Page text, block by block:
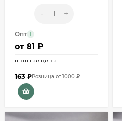
- +
Опт i
от 81 ₽
оптовые цены
163 ₽Розница от 1000 ₽